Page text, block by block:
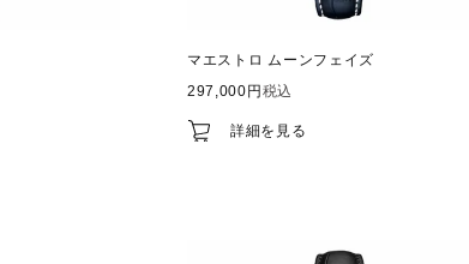
マエストロ ムーンフェイズ
297,000
税込
詳細を見る